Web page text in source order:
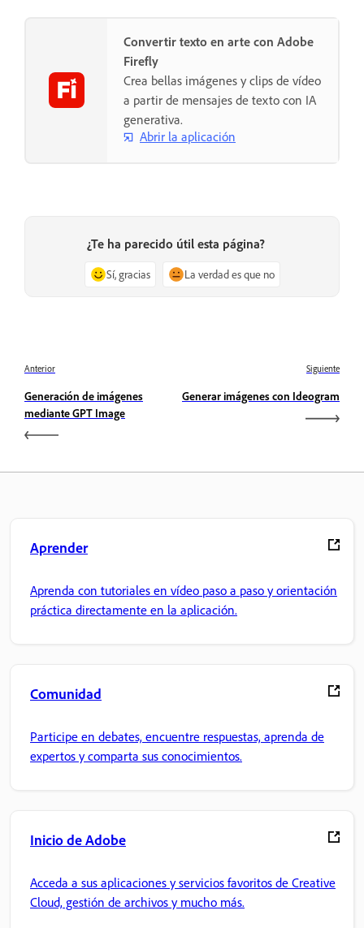
Convertir texto en arte con Adobe
Firefly
Crea bellas imágenes y clips de vídeo
a partir de mensajes de texto con IA
generativa.
Abrir la aplicación
¿Te ha parecido útil esta página?
Sí, gracias La verdad es que no
Anterior
Generación de imágenes
mediante GPT Image
Siguiente
Generar imágenes con Ideogram
Aprender
Aprenda con tutoriales en vídeo paso a paso y orientación
práctica directamente en la aplicación.
Comunidad
Participe en debates, encuentre respuestas, aprenda de
expertos y comparta sus conocimientos.
Inicio de Adobe
Acceda a sus aplicaciones y servicios favoritos de Creative
Cloud, gestión de archivos y mucho más.